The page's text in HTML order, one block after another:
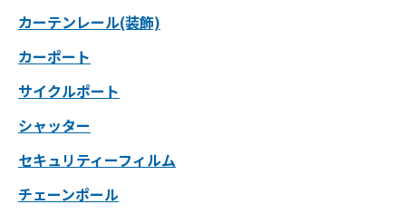
カーテンレール(装飾)
カーポート
サイクルポート
シャッター
セキュリティーフィルム
チェーンポール